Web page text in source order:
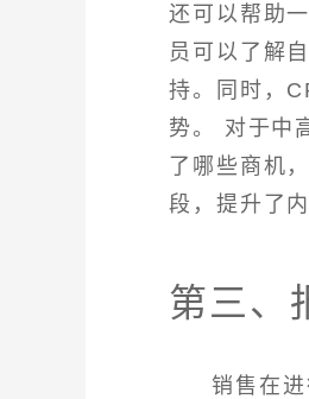
还可以帮助
员可以了解
持。同时，
势。 对于中
了哪些商机
段，提升了
第三、
销售在